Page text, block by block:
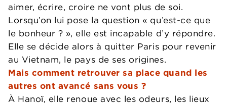
aimer, écrire, croire ne vont plus de soi.
Lorsqu’on lui pose la question « qu’est-ce que
le bonheur ? », elle est incapable d’y répondre.
Elle se décide alors à quitter Paris pour revenir
au Vietnam, le pays de ses origines.
Mais comment retrouver sa place quand les
autres ont avancé sans vous ?
À Hanoï, elle renoue avec les odeurs, les lieux